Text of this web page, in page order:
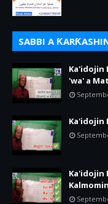
SABBI A
Ka'idojin
'wa' a
Ka'idojin
Ka'idojin